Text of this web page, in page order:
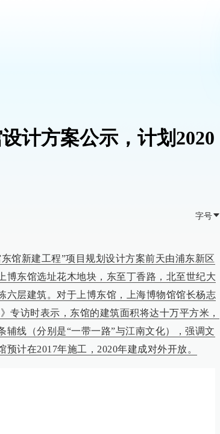
计方案公示，计划2020
字号
馆新建工程”项目规划设计方案前天由浦东新区
博东馆选址花木地块，东至丁香路，北至世纪大
六层建筑。对于上博东馆，上海博物馆馆长杨志
专访时表示，东馆的建筑面积将达十万平方米，
辅线（分别是“一带一路”与江南文化），强调文
计在2017年施工，2020年建成对外开放。